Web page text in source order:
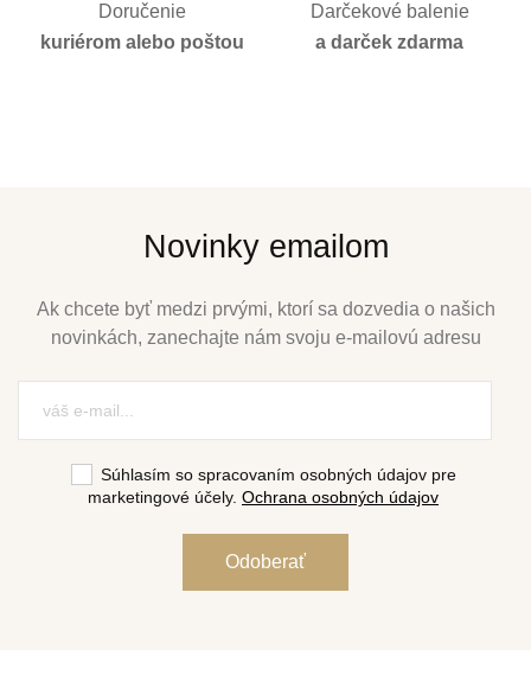
Doručenie
kuriérom alebo poštou
Darčekové balenie
a darček zdarma
Novinky emailom
Ak chcete byť medzi prvými, ktorí sa dozvedia o našich
novinkách, zanechajte nám svoju e-mailovú adresu
Súhlasím so spracovaním osobných údajov pre
marketingové účely. Ochrana osobných údajov